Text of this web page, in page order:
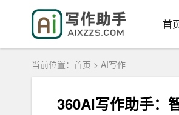
首
当前位置： 首页 > AI写作
360AI写作助手：